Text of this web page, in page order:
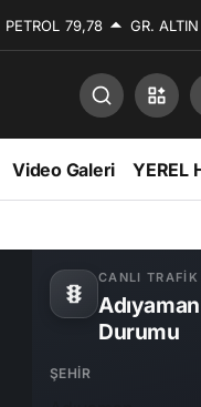
PETROL 79,78 GR. ALTIN
Video Galeri YEREL
Gündüz Modu
Gündüz modunu seçin.
CANLI TRAFIK
Durumu
ŞEHIR